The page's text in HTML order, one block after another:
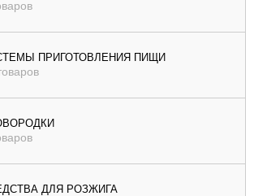
ПРИГОТОВЛЕНИЯ ПИЩИ
ДЛЯ РОЗЖИГА